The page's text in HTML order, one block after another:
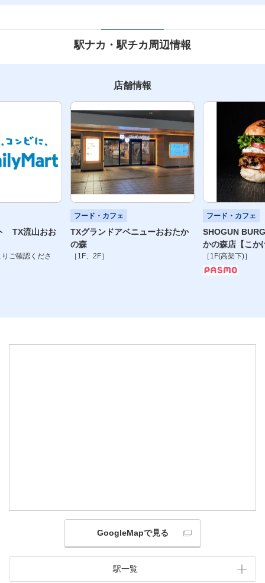
駅ナカ・駅チカ周辺情報
店舗情報
TX流山おお
ご確認くださ
フード・カフェ
TXグランドアベニューおおたか
の森
［ 1F、2F］
フード・カフェ
SHOGUN
かの森店【こか
［ 1F(高架下)］
GoogleMapで見る
駅一覧